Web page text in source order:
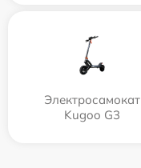
Электросамокат
Kugoo G3